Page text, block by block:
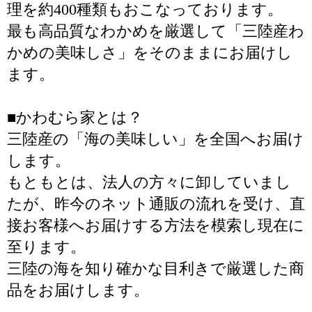
理を約400種類もおこなっております。
最も高品質なわかめを厳選して「三陸産わ
かめの美味しさ」をそのままにお届けし
ます。
■かわむら家とは？
三陸産の「海の美味しい」を全国へお届け
します。
もともとは、法人の方々に卸していまし
たが、昨今のネット通販の流れを受け、直
接お客様へお届けする方法を模索し現在に
至ります。
三陸の海を知り確かな目利きで厳選した商
品をお届けします。